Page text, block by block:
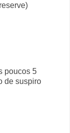
poucos 5
de suspiro